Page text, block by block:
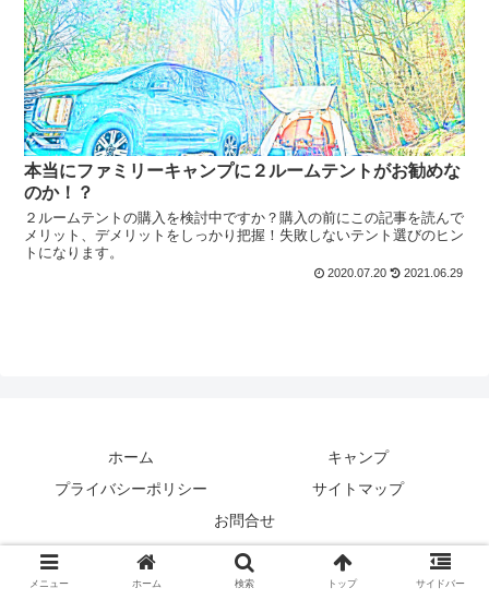
本当にファミリーキャンプに２ルームテントがお勧めな
のか！？
２ルームテントの購入を検討中ですか？購入の前にこの記事を読んで
メリット、デメリットをしっかり把握！失敗しないテント選びのヒン
トになります。
2020.07.20 2021.06.29
ホーム
キャンプ
プライバシーポリシー
サイトマップ
お問合せ
Copyright © 2021 ちゃんいし アウトドア部 All Rights Reserved.
メニュー ホーム 検索 トップ サイドバー